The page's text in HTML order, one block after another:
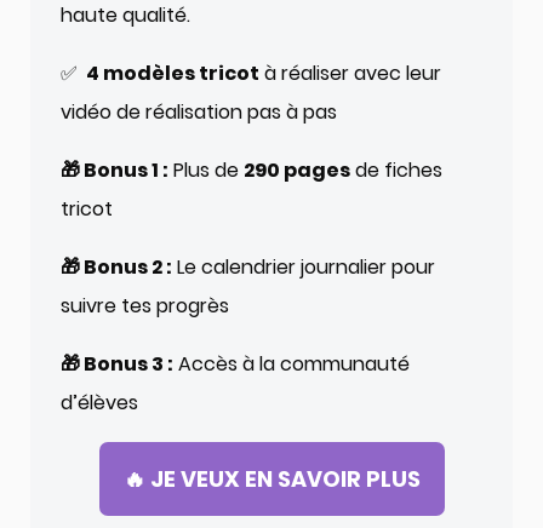
haute qualité.
✅ 4 modèles tricot à réaliser avec leur
vidéo de réalisation pas à pas
🎁 Bonus 1 : Plus de 290 pagesde fiches
tricot
🎁 Bonus 2 : Le calendrier journalier pour
suivre tes progrès
🎁 Bonus 3 : Accès à la communauté
d’élèves
🔥 JE VEUX EN SAVOIR PLUS